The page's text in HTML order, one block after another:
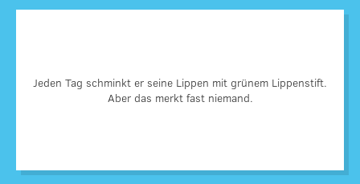
Jeden Tag schminkt er seine Lippen mit grünem Lippenstift.
Aber das merkt fast niemand.
Bild absorbierten, d.h. roter Lippenstift hob die Lippen
nicht ab. Deshalb mussten sich die Ansager im Fernsehen